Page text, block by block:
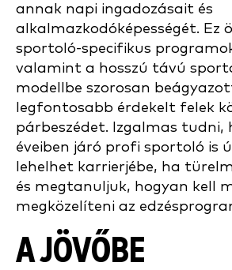
annak napi ingadozásait és
alkalmazkodóképességét. Ez
sportoló-specifikus
valamint a hosszú távú
modellbe szorosan
legfontosabb érdekelt felek
párbeszédet. Izgalmas tudni,
éveiben járó profi sportoló is
lehelhet karrierjébe, ha
és megtanuljuk, hogyan kell
megközelíteni az
A JÖVŐBE